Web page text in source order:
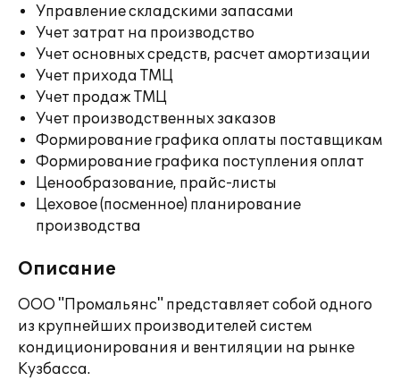
Управление складскими запасами
Учет затрат на производство
Учет основных средств, расчет амортизации
Учет прихода ТМЦ
Учет продаж ТМЦ
Учет производственных заказов
Формирование графика оплаты поставщикам
Формирование графика поступления оплат
Ценообразование, прайс-листы
Цеховое (посменное) планирование
производства
Описание
ООО "Промальянс" представляет собой одного
из крупнейших производителей систем
кондиционирования и вентиляции на рынке
Кузбасса.